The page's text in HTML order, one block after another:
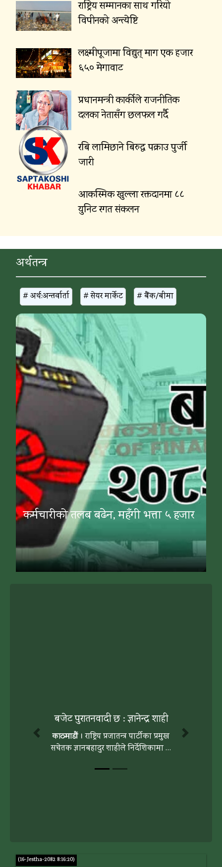
राष्ट्रिय सम्मानका साथ गरियो
विपीनको अन्त्येष्टि
लक्ष्मीपूजामा विद्युत् माग एक हजार
६५० मेगावाट
प्रधानमन्त्री कार्कीले राजनीतिक
दलका नेतासँग छलफल गर्दै
रबि लामिछाने बिरुद्ध पक्राउ पुर्जी
जारी
आकस्मिक खुल्ला रक्तदानमा ८८
युनिट रगत संकलन
अर्थतन्त्र
# अर्थ:अन्तर्वार्ता # सेयर मार्केट # बैंक/बीमा
कर्मचारीको तलब बढेन, महँगी भत्ता ५ हजार
बजेट पुरातनवादी छ : ज्ञानेन्द्र शाही
काठमाडौं । राष्ट्रिय प्रजातन्त्र पार्टीका प्रमुख
सचेतक ज्ञानबहादुर शाहीले निर्देशिकामा …
Previous Next
(16-Jestha-2082 8:16:20)